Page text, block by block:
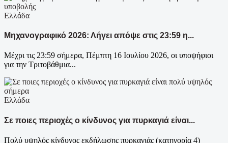
Ελλάδα
Μηχανογραφικό 2026: Λήγει απόψε στις 23:59 η...
Μέχρι τις 23:59 σήμερα, Πέμπτη 16 Ιουλίου 2026, οι υποψήφιοι
για την Τριτοβάθμια...
Ελλάδα
Σε ποιες περιοχές ο κίνδυνος για πυρκαγιά είναι...
Πολύ υψηλός κίνδυνος εκδήλωσης πυρκαγιάς (κατηγορία 4)